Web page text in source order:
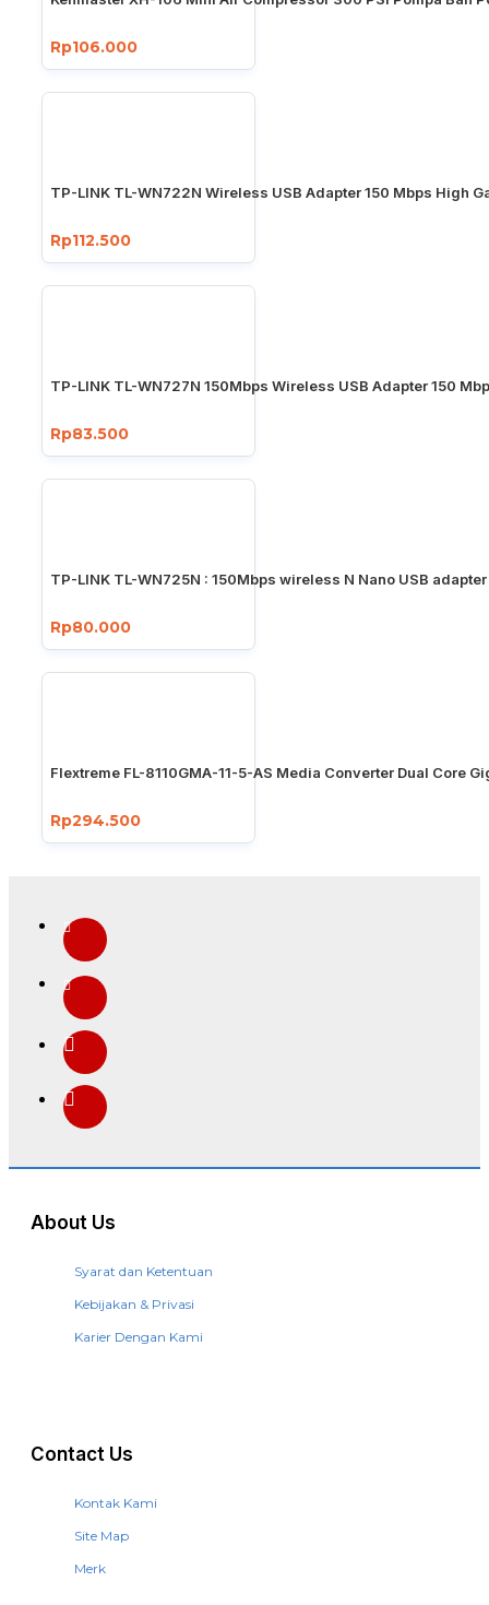
Rp106.000
TP-LINK TL-WN722N Wireless USB Adapter 150 Mbps High
Rp112.500
TP-LINK TL-WN727N 150Mbps Wireless USB Adapter 150
Rp83.500
TP-LINK TL-WN725N : 150Mbps wireless N Nano USB adapter
Rp80.000
Flextreme FL-8110GMA-11-5-AS Media Converter Dual Core
Rp294.500
About Us
Syarat dan Ketentuan
Kebijakan & Privasi
Karier Dengan Kami
Contact Us
Kontak Kami
Site Map
Merk